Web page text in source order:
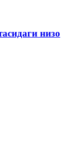
низо